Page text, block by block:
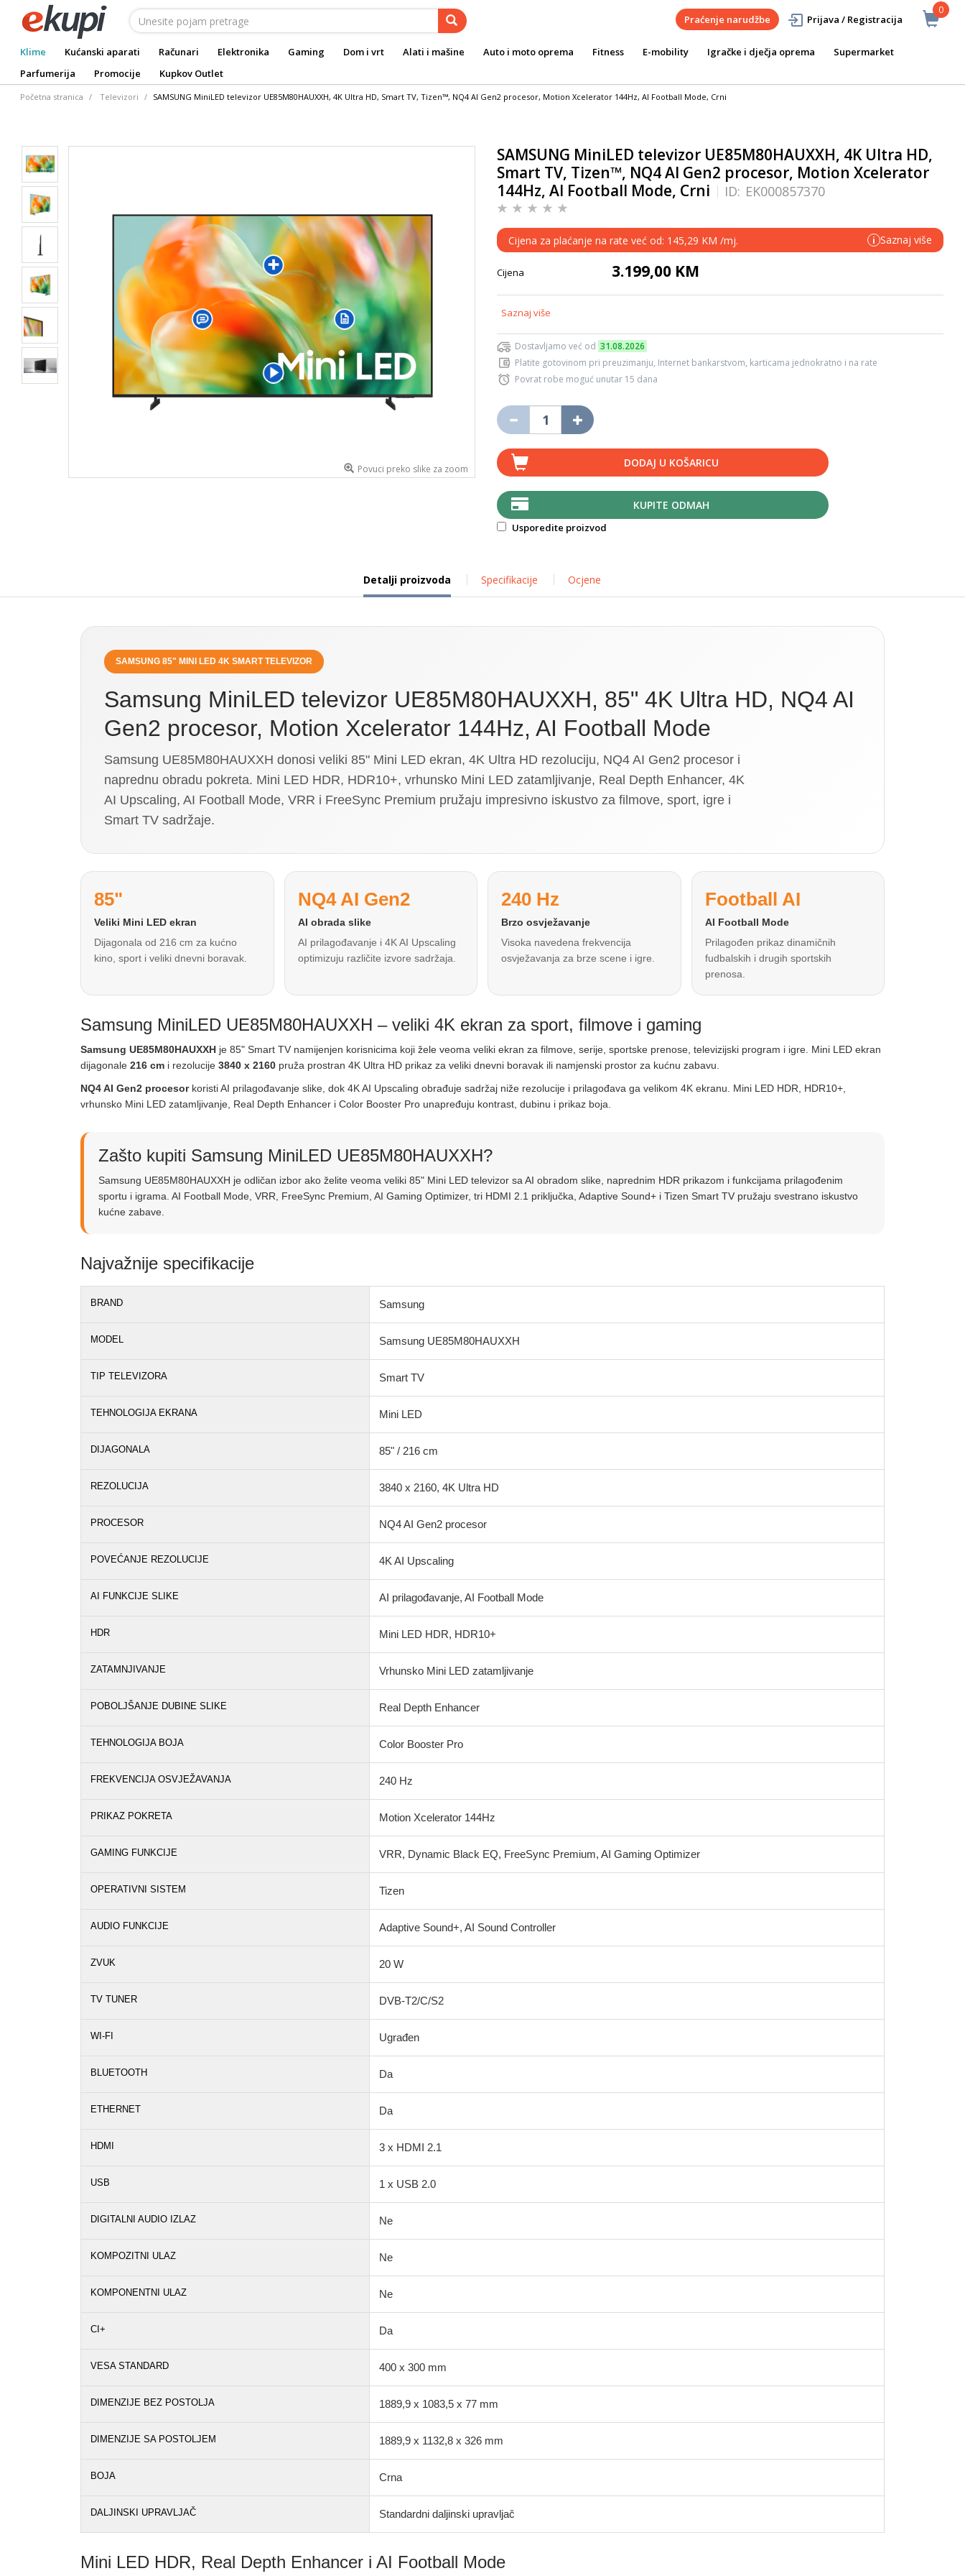
0
Praćenje narudžbe Prijava / Registracija
Klime Kućanski aparati Računari Elektronika Gaming Dom i vrt Alati i mašine Auto i moto oprema Fitness E-mobility Igračke i dječja oprema
Supermarket
Parfumerija
Promocije Kupkov Outlet
Početna stranica Televizori SAMSUNG MiniLED televizor UE85M80HAUXXH, 4K Ultra HD, Smart TV, Tizen™, NQ4 AI Gen2 procesor, Motion Xcelerator 144Hz, AI Football Mode, Crni
Povuci preko slike za zoom
SAMSUNG MiniLED televizor UE85M80HAUXXH, 4K Ultra HD,
Smart TV, Tizen™, NQ4 AI Gen2 procesor, Motion Xcelerator
144Hz, AI Football Mode, Crni
ID: EK000857370
Cijena za plaćanje na rate već od: 145,29 KM /mj. i Saznaj više
Cijena 3.199,00 KM
Saznaj više
Dostavljamo već od 31.08.2026
Platite gotovinom pri preuzimanju, Internet bankarstvom, karticama jednokratno i na rate
Povrat robe moguć unutar 15 dana
DODAJ U KOŠARICU
KUPITE ODMAH
Usporedite proizvod
Detalji proizvoda Specifikacije Ocjene
SAMSUNG 85" MINI LED 4K SMART TELEVIZOR
Samsung MiniLED televizor UE85M80HAUXXH, 85" 4K Ultra HD, NQ4 AI
Gen2 procesor, Motion Xcelerator 144Hz, AI Football Mode
Samsung UE85M80HAUXXH donosi veliki 85" Mini LED ekran, 4K Ultra HD rezoluciju, NQ4 AI Gen2 procesor i
naprednu obradu pokreta. Mini LED HDR, HDR10+, vrhunsko Mini LED zatamljivanje, Real Depth Enhancer, 4K
AI Upscaling, AI Football Mode, VRR i FreeSync Premium pružaju impresivno iskustvo za filmove, sport, igre i
Smart TV sadržaje.
85"
Veliki Mini LED ekran
Dijagonala od 216 cm za kućno
kino, sport i veliki dnevni boravak.
NQ4 AI Gen2
AI obrada slike
AI prilagođavanje i 4K AI Upscaling
optimizuju različite izvore sadržaja.
240 Hz
Brzo osvježavanje
Visoka navedena frekvencija
osvježavanja za brze scene i igre.
Football AI
AI Football Mode
Prilagođen prikaz dinamičnih
fudbalskih i drugih sportskih
prenosa.
Samsung MiniLED UE85M80HAUXXH – veliki 4K ekran za sport, filmove i gaming
Samsung UE85M80HAUXXH je 85" Smart TV namijenjen korisnicima koji žele veoma veliki ekran za filmove, serije, sportske prenose, televizijski program i igre. Mini LED ekran
dijagonale 216 cm i rezolucije 3840 x 2160 pruža prostran 4K Ultra HD prikaz za veliki dnevni boravak ili namjenski prostor za kućnu zabavu.
NQ4 AI Gen2 procesorkoristi AI prilagođavanje slike, dok 4K AI Upscaling obrađuje sadržaj niže rezolucije i prilagođava ga velikom 4K ekranu. Mini LED HDR, HDR10+,
vrhunsko Mini LED zatamljivanje, Real Depth Enhancer i Color Booster Pro unapređuju kontrast, dubinu i prikaz boja.
Zašto kupiti Samsung MiniLED UE85M80HAUXXH?
Samsung UE85M80HAUXXH je odličan izbor ako želite veoma veliki 85" Mini LED televizor sa AI obradom slike, naprednim HDR prikazom i funkcijama prilagođenim
sportu i igrama. AI Football Mode, VRR, FreeSync Premium, AI Gaming Optimizer, tri HDMI 2.1 priključka, Adaptive Sound+ i Tizen Smart TV pružaju svestrano iskustvo
kućne zabave.
Najvažnije specifikacije
BRAND Samsung
MODEL Samsung UE85M80HAUXXH
TIP TELEVIZORA Smart TV
TEHNOLOGIJA EKRANA Mini LED
DIJAGONALA 85" / 216 cm
REZOLUCIJA 3840 x 2160, 4K Ultra HD
PROCESOR NQ4 AI Gen2 procesor
POVEĆANJE REZOLUCIJE 4K AI Upscaling
AI FUNKCIJE SLIKE AI prilagođavanje, AI Football Mode
HDR Mini LED HDR, HDR10+
ZATAMNJIVANJE Vrhunsko Mini LED zatamljivanje
POBOLJŠANJE DUBINE SLIKE Real Depth Enhancer
TEHNOLOGIJA BOJA Color Booster Pro
FREKVENCIJA OSVJEŽAVANJA 240 Hz
PRIKAZ POKRETA Motion Xcelerator 144Hz
GAMING FUNKCIJE VRR, Dynamic Black EQ, FreeSync Premium, AI Gaming Optimizer
OPERATIVNI SISTEM Tizen
AUDIO FUNKCIJE Adaptive Sound+, AI Sound Controller
ZVUK 20 W
TV TUNER DVB-T2/C/S2
WI-FI Ugrađen
BLUETOOTH Da
ETHERNET Da
HDMI 3 x HDMI 2.1
USB 1 x USB 2.0
DIGITALNI AUDIO IZLAZ Ne
KOMPOZITNI ULAZ Ne
KOMPONENTNI ULAZ Ne
CI+ Da
VESA STANDARD 400 x 300 mm
DIMENZIJE BEZ POSTOLJA 1889,9 x 1083,5 x 77 mm
DIMENZIJE SA POSTOLJEM 1889,9 x 1132,8 x 326 mm
BOJA Crna
DALJINSKI UPRAVLJAČ Standardni daljinski upravljač
Mini LED HDR, Real Depth Enhancer i AI Football Mode